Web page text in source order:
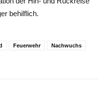
behilflich.
Feuerwehr
Nachwuchs